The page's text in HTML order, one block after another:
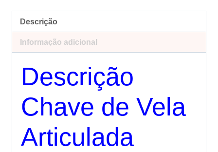
Descrição
Informação adicional
Descrição
Chave de Vela
Articulada